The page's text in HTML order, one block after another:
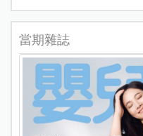
當期雜誌